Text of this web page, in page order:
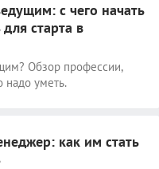
с чего начать
старта в
Обзор профессии,
надо уметь.
как им стать